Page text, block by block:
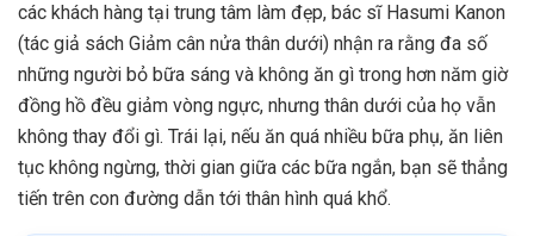
các khách hàng tại trung tâm làm đẹp, bác sĩ Hasumi Kanon
(tác giả sách Giảm cân nửa thân dưới) nhận ra rằng đa số
những người bỏ bữa sáng và không ăn gì trong hơn năm giờ
đồng hồ đều giảm vòng ngực, nhưng thân dưới của họ vẫn
không thay đổi gì. Trái lại, nếu ăn quá nhiều bữa phụ, ăn liên
tục không ngừng, thời gian giữa các bữa ngắn, bạn sẽ thẳng
tiến trên con đường dẫn tới thân hình quá khổ.